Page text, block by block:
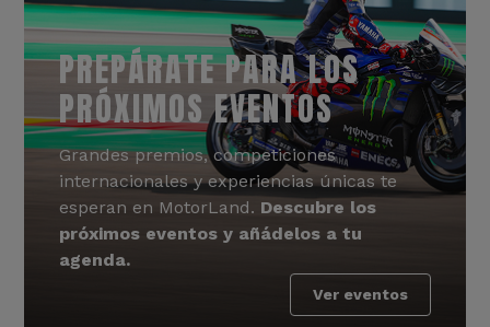
PREPÁRATE PARA LOS
PRÓXIMOS EVENTOS
Grandes premios, competiciones
internacionales y experiencias únicas te
esperan en MotorLand. Descubre los
próximos eventos y añádelos a tu
agenda.
Ver eventos